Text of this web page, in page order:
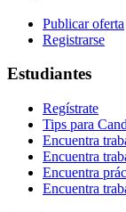
Publicar oferta
Registrarse
Estudiantes
Regístrate
Tips para
Encuentra
Encuentra
Encuentra
Encuentra